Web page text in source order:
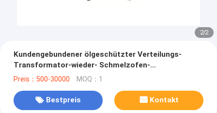
2/2
Kundengebundener ölgeschützter Verteilungs-
Transformator-wieder- Schmelzofen-
Transformator
Preis：500-30000 MOQ：1
Bestpreis Kontakt